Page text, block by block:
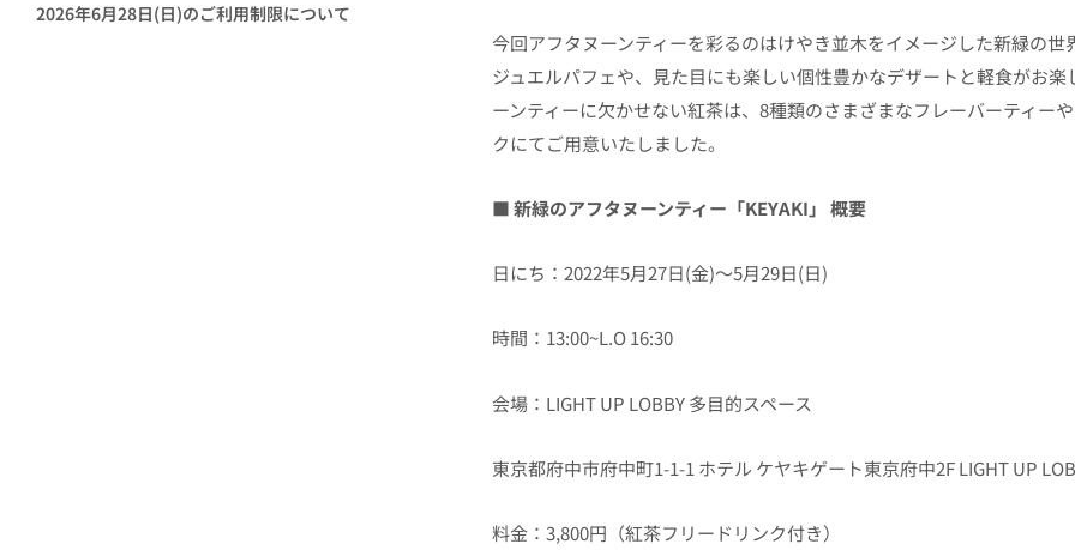
2026年6月28日(日)のご利用制限について
今回アフタヌーンティーを彩るのはけやき並木をイメージした新緑の
ジュエルパフェや、見た目にも楽しい個性豊かなデザートと軽食がお
ーンティーに欠かせない紅茶は、8種類のさまざまなフレーバーティー
クにてご用意いたしました。
■ 新緑のアフタヌーンティー「KEYAKI」 概要
日にち：2022年5月27日(金)〜5月29日(日)
時間：13:00~L.O 16:30
会場：LIGHT UP LOBBY 多目的スペース
東京都府中市府中町1-1-1 ホテル ケヤキゲート東京府中2F LIGHT UP
料金：3,800円（紅茶フリードリンク付き）